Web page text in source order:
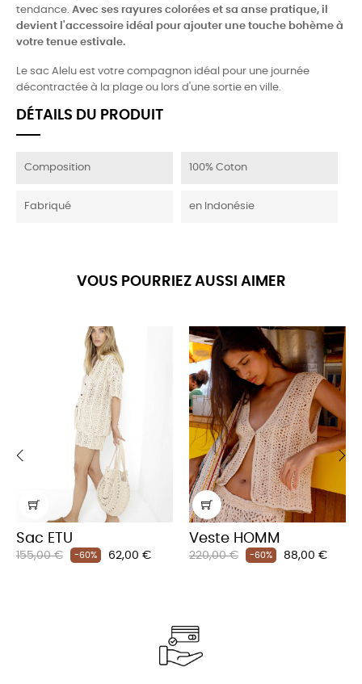
tendance. Avec ses rayures colorées et sa anse pratique, il
devient l'accessoire idéal pour ajouter une touche bohème à
votre tenue estivale.
Le sac Alelu est votre compagnon idéal pour une journée
décontractée à la plage ou lors d'une sortie en ville.
DÉTAILS DU PRODUIT
Composition 100% Coton
Fabriqué en Indonésie
VOUS POURRIEZ AUSSI AIMER
Sac ETU
Prix
155,00 € -60% Prix
62,00 €
Veste HOMM
Prix
220,00 € -60% Prix
88,00 €